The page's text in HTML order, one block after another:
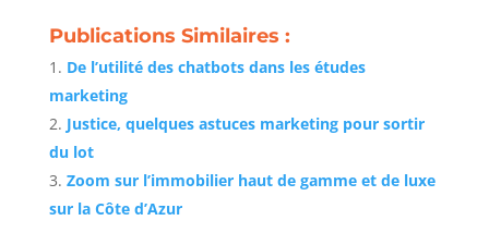
Publications Similaires :
De l’utilité des chatbots dans les études
marketing
Justice, quelques astuces marketing pour sortir
du lot
Zoom sur l’immobilier haut de gamme et de luxe
sur la Côte d’Azur